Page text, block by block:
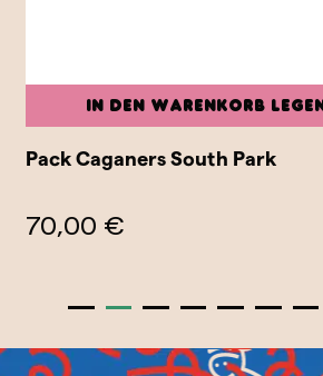
In den Warenkorb legen
Pack Caganers South Park
70,00 €